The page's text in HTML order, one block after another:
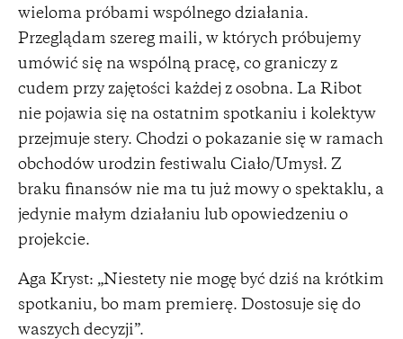
wieloma próbami wspólnego działania.
Przeglądam szereg maili, w których próbujemy
umówić się na wspólną pracę, co graniczy z
cudem przy zajętości każdej z osobna. La Ribot
nie pojawia się na ostatnim spotkaniu i kolektyw
przejmuje stery. Chodzi o pokazanie się w ramach
obchodów urodzin festiwalu Ciało/Umysł. Z
braku finansów nie ma tu już mowy o spektaklu, a
jedynie małym działaniu lub opowiedzeniu o
projekcie.
Aga Kryst: „Niestety nie mogę być dziś na krótkim
spotkaniu, bo mam premierę. Dostosuje się do
waszych decyzji”.